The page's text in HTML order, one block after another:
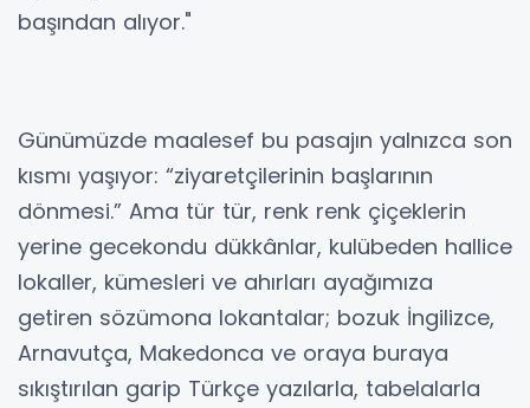
başından alıyor."
Günümüzde maalesef bu pasajın yalnızca son
kısmı yaşıyor: “ziyaretçilerinin başlarının
dönmesi.” Ama tür tür, renk renk çiçeklerin
yerine gecekondu dükkânlar, kulübeden hallice
lokaller, kümesleri ve ahırları ayağımıza
getiren sözümona lokantalar; bozuk İngilizce,
Arnavutça, Makedonca ve oraya buraya
sıkıştırılan garip Türkçe yazılarla, tabelalarla